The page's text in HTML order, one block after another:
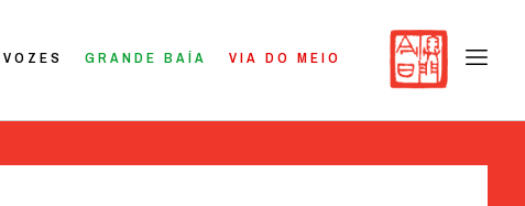
VOZES GRANDE BAÍA VIA DO MEIO